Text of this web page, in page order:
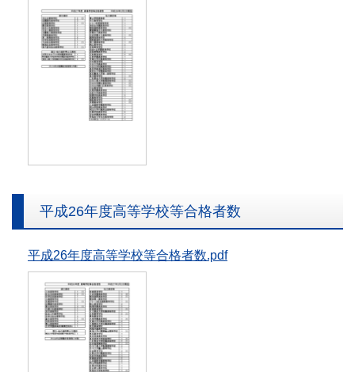
平成26年度高等学校等合格者数
平成26年度高等学校等合格者数.pdf